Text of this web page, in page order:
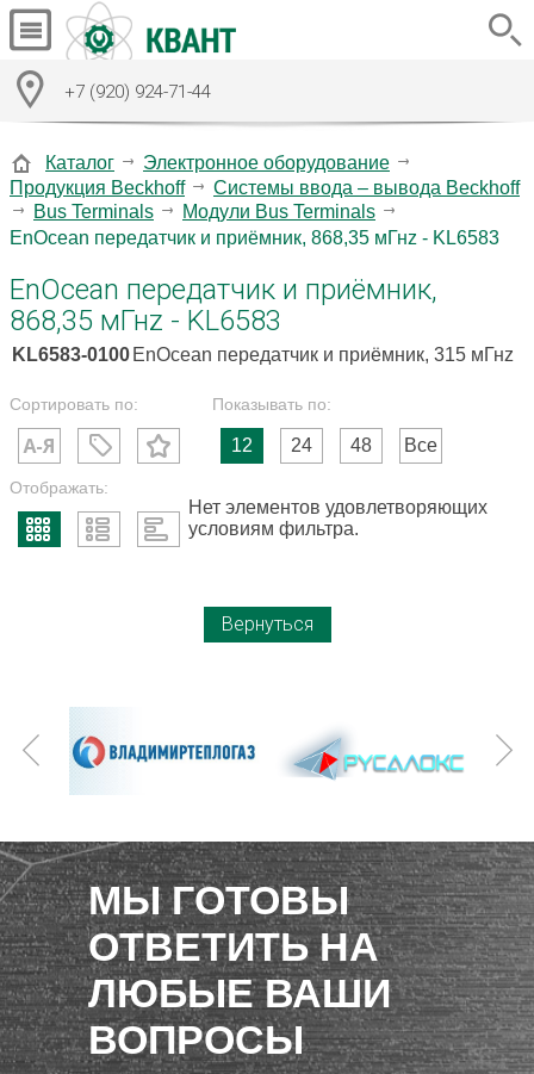
+7 (920) 924-71-44
Каталог
Электронное оборудование
Продукция Beckhoff
Системы ввода – вывода Beckhoff
Bus Terminals
Модули Bus Terminals
EnOcean передатчик и приёмник, 868,35 мГнz - KL6583
EnOcean передатчик и приёмник,
868,35 мГнz - KL6583
KL6583-0100 EnOcean передатчик и приёмник, 315 мГнz
Сортировать по: Показывать по:
12 24 48 Все
Отображать:
Нет элементов удовлетворяющих
условиям фильтра.
Вернуться
МЫ ГОТОВЫ
ОТВЕТИТЬ НА
ЛЮБЫЕ ВАШИ
ВОПРОСЫ